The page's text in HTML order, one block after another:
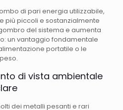
di pari energia utilizzabile,
più piccoli e sostanzialmente
del sistema e aumenta
un vantaggio fondamentale
portatile o le
di vista ambientale
dei metalli pesanti e rari